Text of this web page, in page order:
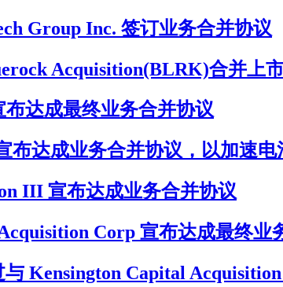
Group Inc. 签订业务合并协议
Acquisition(BLRK)合并上
达成最终业务合并协议
达成业务合并协议，以加速
III 宣布达成业务合并协议
Corp 宣布达成最终业
Kensington Capital